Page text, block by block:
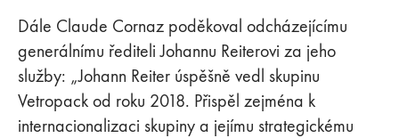
Dále Claude Cornaz poděkoval odcházejícímu
generálnímu řediteli Johannu Reiterovi za jeho
služby: „Johann Reiter úspěšně vedl skupinu
Vetropack od roku 2018. Přispěl zejména k
internacionalizaci skupiny a jejímu strategickému